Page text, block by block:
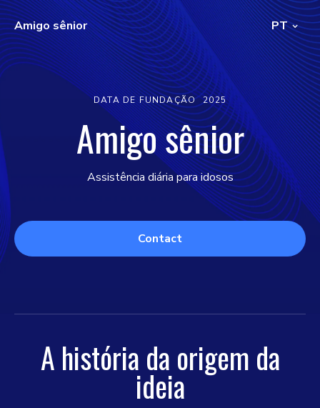
Amigo sênior PT
DATA DE FUNDAÇÃO 2025
Amigo sênior
Assistência diária para idosos
Contact
A história da origem da
ideia